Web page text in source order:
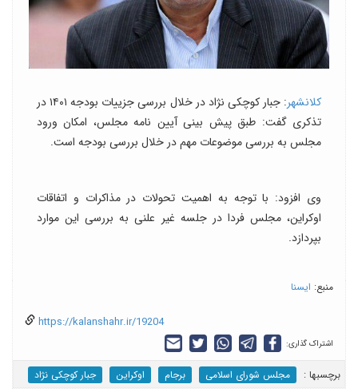
کلانشهر
: جبار کوچکی نژاد در خلال بررسی جزییات بودجه ۱۴۰۱ در
تذکری گفت: طبق پیش بینی آیین نامه مجلس، امکان ورود
مجلس به بررسی موضوعات مهم در خلال بررسی بودجه است.
وی افزود: با توجه به اهمیت تحولات در مذاکرات و اتفاقات
اوکراین، مجلس فردا در جلسه غیر علنی به بررسی این موارد
بپردازد.
منبع: ایسنا
https://kalanshahr.ir/19204
اشتراک گذاری:
برچسب‎ها : مجلس شورای اسلامی برجام اوکراین جبار کوچکی نژاد